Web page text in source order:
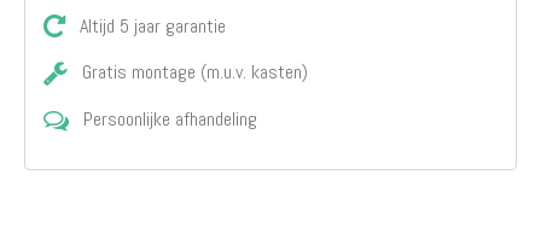
Altijd 5 jaar garantie
Gratis montage (m.u.v. kasten)
Persoonlijke afhandeling